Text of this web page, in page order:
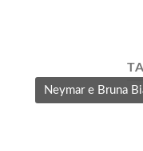
Neymar e Bruna